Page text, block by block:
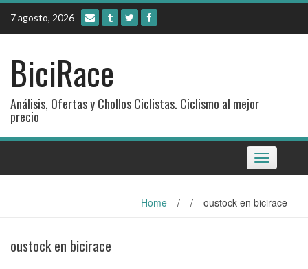
Skip
content
7 agosto, 2026
BiciRace
Análisis, Ofertas y Chollos Ciclistas. Ciclismo al mejor
precio
Toggle
navigation
Home / / oustock en bicirace
oustock en bicirace